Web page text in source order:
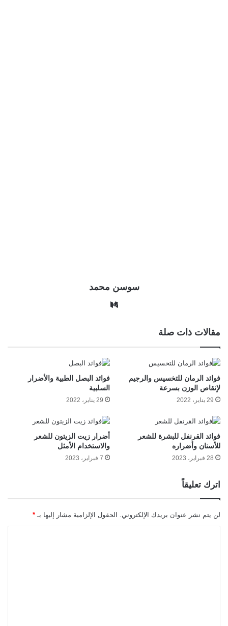
سوسن محمد
مقالات ذات صلة
فوائد الرمان للتخسيس والرجيم
لإنقاص الوزن بسرعة
29 يناير، 2022
فوائد البصل الطبية والأضرار
السلبية
29 يناير، 2022
فوائد القرنفل للبشرة للشعر
للأسنان وأضراره
28 فبراير، 2023
أضرار زيت الزيتون للشعر
والاستخدام الأمثل
7 فبراير، 2023
اترك تعليقاً
لن يتم نشر عنوان بريدك الإلكتروني. الحقول الإلزامية مشار إليها بـ *